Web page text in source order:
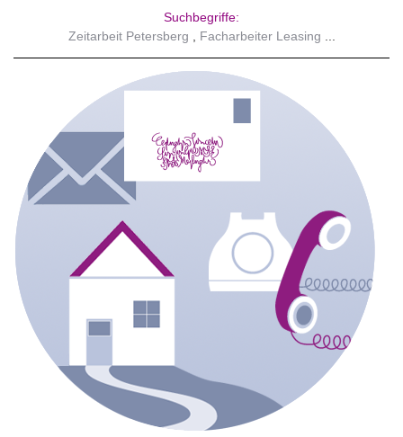
Suchbegriffe:
Zeitarbeit Petersberg
Facharbeiter Leasing